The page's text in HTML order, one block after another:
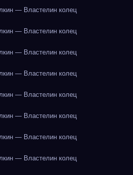
— Властелин колец
— Властелин колец
— Властелин колец
— Властелин колец
— Властелин колец
— Властелин колец
— Властелин колец
— Властелин колец